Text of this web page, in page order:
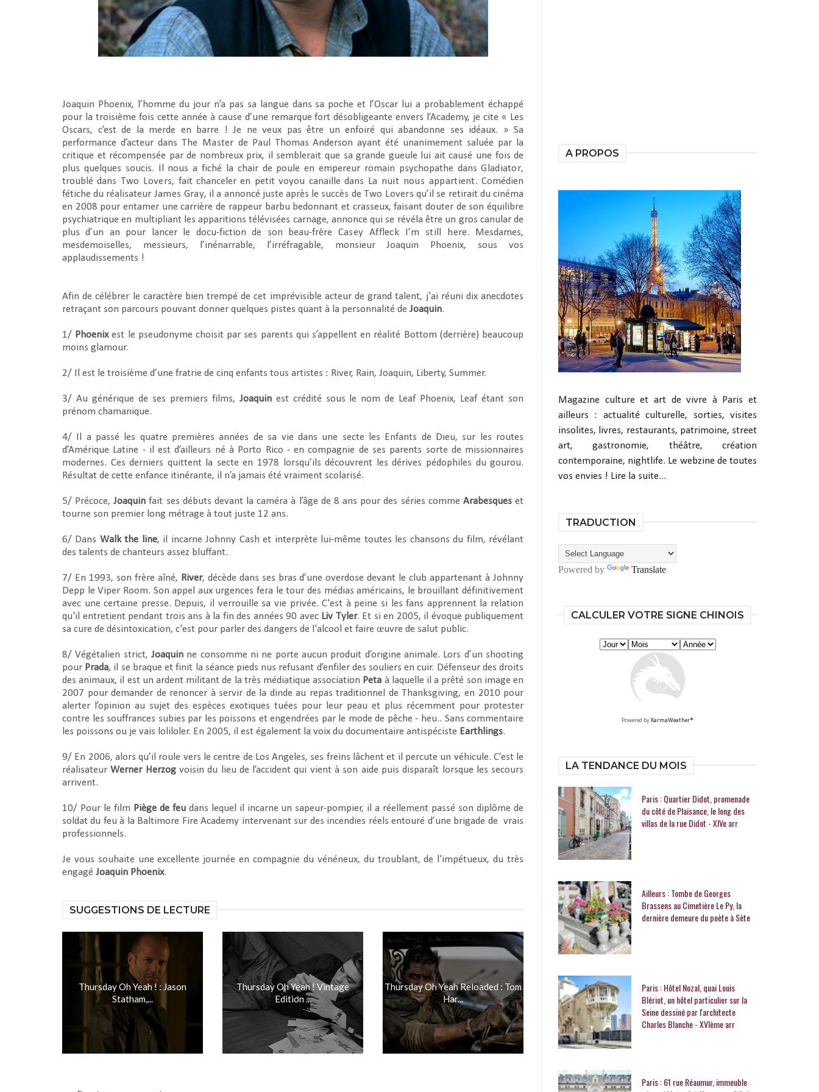
Joaquin Phoenix, l’homme du jour n’a pas sa langue dans sa poche et l’Oscar lui a probablement échappé
pour la troisième fois cette année à cause d’une remarque fort désobligeante envers l’Academy, je cite « Les
Oscars, c’est de la merde en barre ! Je ne veux pas être un enfoiré qui abandonne ses idéaux. » Sa
performance d’acteur dans The Master de Paul Thomas Anderson ayant été unanimement saluée par la
critique et récompensée par de nombreux prix, il semblerait que sa grande gueule lui ait causé une fois de
plus quelques soucis. Il nous a fiché la chair de poule en empereur romain psychopathe dansGladiator,
troublé dans Two Lovers, fait chanceler en petit voyou canaille dans La nuit nous appartient. Comédien
fétiche du réalisateur James Gray, il a annoncé juste après le succès de Two Lovers qu’il se retirait du cinéma
en 2008 pour entamer une carrière de rappeur barbu bedonnant et crasseux, faisant douter de son équilibre
psychiatrique en multipliant les apparitions télévisées carnage, annonce qui se révéla être un gros canular de
plus d’un an pour lancer le docu-fiction de son beau-frère Casey Affleck I’m still here. Mesdames,
mesdemoiselles, messieurs, l’inénarrable, l’irréfragable, monsieur Joaquin Phoenix, sous vos
applaudissements !
Afin de célébrer le caractère bien trempé de cet imprévisible acteur de grand talent, j'ai réuni dix anecdotes
retraçant son parcours pouvant donner quelques pistes quant à la personnalité de Joaquin.
1/ Phoenixest le pseudonyme choisit par ses parents qui s’appellent en réalité Bottom (derrière) beaucoup
moins glamour.
2/ Il est le troisième d’une fratrie de cinq enfants tous artistes : River, Rain, Joaquin, Liberty, Summer.
3/ Au générique de ses premiers films, Joaquinest crédité sous le nom de Leaf Phoenix, Leaf étant son
prénom chamanique.
4/ Il a passé les quatre premières années de sa vie dans une secte les Enfants de Dieu, sur les routes
d’Amérique Latine - il est d’ailleurs né à Porto Rico - en compagnie de ses parents sorte de missionnaires
modernes. Ces derniers quittent la secte en 1978 lorsqu’ils découvrent les dérives pédophiles du gourou.
Résultat de cette enfance itinérante, il n’a jamais été vraiment scolarisé.
5/ Précoce,Joaquin fait ses débuts devant la caméra à l’âge de 8 ans pour des séries comme Arabesqueset
tourne son premier long métrage à tout juste 12 ans.
6/ Dans Walk the line, il incarne Johnny Cash et interprète lui-même toutes les chansons du film, révélant
des talents de chanteurs assez bluffant.
7/ En 1993, son frère aîné, River, décède dans ses bras d’une overdose devant le club appartenant à Johnny
Depp le Viper Room. Son appel aux urgences fera le tour des médias américains, le brouillant définitivement
avec une certaine presse. Depuis, il verrouille sa vie privée. C'est à peine si les fans apprennent la relation
qu'il entretient pendant trois ans à la fin des années 90 avec Liv Tyler. Et si en 2005, il évoque publiquement
sa cure de désintoxication, c'est pour parler des dangers de l'alcool et faire œuvre de salut public.
8/ Végétalien strict,Joaquin ne consomme ni ne porte aucun produit d’origine animale. Lors d’un shooting
pour Prada, il se braque et finit la séance pieds nus refusant d’enfiler des souliers en cuir. Défenseur des droits
des animaux, il est un ardent militant de la très médiatique association Peta à laquelle il a prêté son image en
2007 pour demander de renoncer à servir de la dinde au repas traditionnel de Thanksgiving, en 2010 pour
alerter l’opinion au sujet des espèces exotiques tuées pour leur peau et plus récemment pour protester
contre les souffrances subies par les poissons et engendrées par le mode de pêche - heu.. Sans commentaire
les poissons ou je vais loliloler. En 2005, il est également la voix du documentaire antispéciste Earthlings.
9/ En 2006, alors qu’il roule vers le centre de Los Angeles, ses freins lâchent et il percute un véhicule. C’est le
réalisateurWerner Herzogvoisin du lieu de l’accident qui vient à son aide puis disparaît lorsque les secours
arrivent.
10/ Pour le film Piège de feudans lequel il incarne un sapeur-pompier, il a réellement passé son diplôme de
soldat du feu à la Baltimore Fire Academy intervenant sur des incendies réels entouré d’une brigade de vrais
professionnels.
Je vous souhaite une excellente journée en compagnie du vénéneux, du troublant, de l'impétueux, du très
engagé Joaquin Phoenix.
SUGGESTIONS DE LECTURE
Thursday Oh Yeah ! : Jason
Statham,...
Thursday Oh Yeah ! Vintage
Edition ...
Thursday Oh Yeah Reloaded : Tom
Har...
A PROPOS
Magazine culture et art de vivre à Paris et
ailleurs : actualité culturelle, sorties, visites
insolites, livres, restaurants, patrimoine, street
art, gastronomie, théâtre, création
contemporaine, nightlife. Le webzine de toutes
vos envies ! Lire la suite...
TRADUCTION
Powered by Translate
CALCULER VOTRE SIGNE CHINOIS
Powered by KarmaWeather®
LA TENDANCE DU MOIS
Paris : Quartier Didot, promenade
du côté de Plaisance, le long des
villas de la rue Didot - XIVe arr
Ailleurs : Tombe de Georges
Brassens au Cimetière Le Py, la
dernière demeure du poète à Sète
Paris : Hôtel Nozal, quai Louis
Blériot, un hôtel particulier sur la
Seine dessiné par l'architecte
Charles Blanche - XVIème arr
Paris : 61 rue Réaumur, immeuble